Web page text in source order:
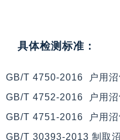
具体检测标准：
GB/T 4750-2016 户用
GB/T 4752-2016 户用沼
GB/T 4751-2016 户用沼
GB/T 30393-2013 制取